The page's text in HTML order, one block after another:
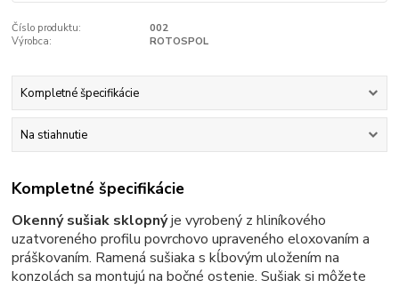
Číslo produktu:
002
Výrobca:
ROTOSPOL
Kompletné špecifikácie
Na stiahnutie
Kompletné špecifikácie
Okenný sušiak sklopnýje vyrobený z hliníkového
uzatvoreného profilu povrchovo upraveného eloxovaním a
práškovaním. Ramená sušiaka s kĺbovým uložením na
konzolách sa montujú na bočné ostenie. Sušiak si môžete